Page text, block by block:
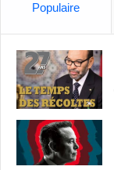
Populaire